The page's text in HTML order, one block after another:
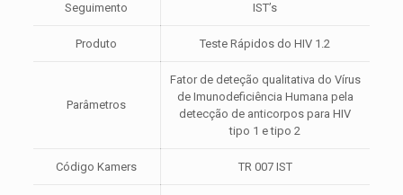
Seguimento IST’s
Produto Teste Rápidos do HIV 1.2
Parâmetros
Fator de deteção qualitativa do Vírus
de Imunodeficiência Humana pela
detecção de anticorpos para HIV
tipo 1 e tipo 2
Código Kamers TR 007 IST